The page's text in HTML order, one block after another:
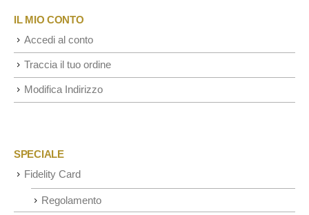
IL MIO CONTO
Accedi al conto
Traccia il tuo ordine
Modifica Indirizzo
SPECIALE
Fidelity Card
Regolamento